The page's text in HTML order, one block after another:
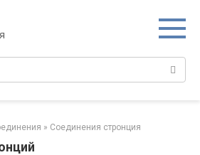
» Соединения стронция‎